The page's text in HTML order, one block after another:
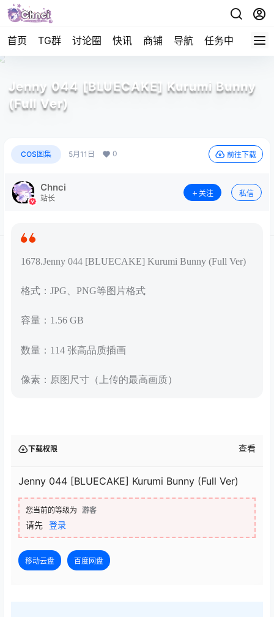
首页 TG群 讨论圈 快讯 商铺 导航 任务中心 帮助
Jenny 044 [BLUECAKE] Kurumi Bunny
(Full Ver)
COS图集 5月11日 0 前往下载
Chnci
站长
关注 私信
1678.Jenny 044 [BLUECAKE] Kurumi Bunny (Full Ver)
格式：JPG、PNG等图片格式
容量：1.56 GB
数量：114 张高品质插画
像素：原图尺寸（上传的最高画质）
下载权限 查看
Jenny 044 [BLUECAKE] Kurumi Bunny (Full Ver)
您当前的等级为 游客
请先 登录
移动云盘 百度网盘